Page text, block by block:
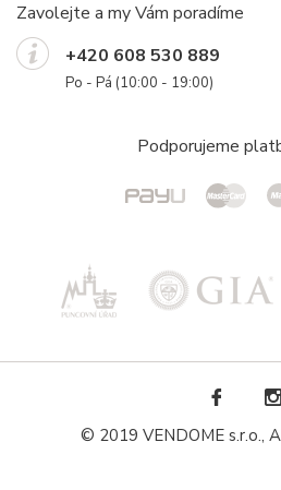
Zavolejte a my Vám poradíme
+420 608 530 889
Po - Pá (10:00 - 19:00)
Podporujeme
© 2019 VENDOME s.r.o.,